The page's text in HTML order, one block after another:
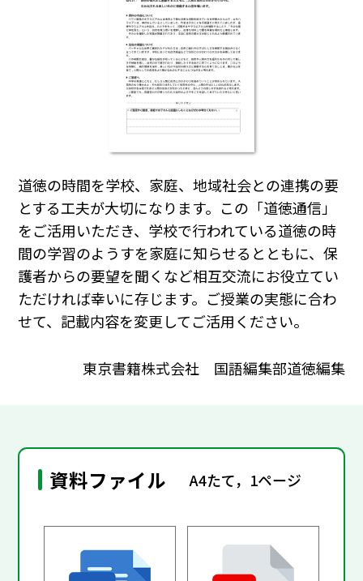
道徳の時間を学校、家庭、地域社会との連携の要
とする工夫が大切になります。この「道徳通信」
をご活用いただき、学校で行われている道徳の時
間の学習のようすを家庭に知らせるとともに、保
護者からの要望を聞くなど相互交流にお役立てい
ただければ幸いに存じます。ご授業の実態に合わ
せて、記載内容を変更してご活用ください。
東京書籍株式会社 国語編集部道徳編集
資料ファイル A4たて，1ページ